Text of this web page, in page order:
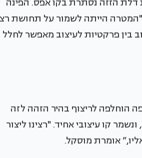
הייתה לשמור על תחושת
בין פרקטיות לעיצוב מאפשר לחלל
הוחלפה לריצוף בהיר הזהה לזה
קו עיצובי אחיד. "רצינו ליצור
אומרת מוסקל.